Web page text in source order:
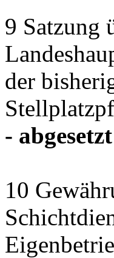
9 Satzung
der
-
10